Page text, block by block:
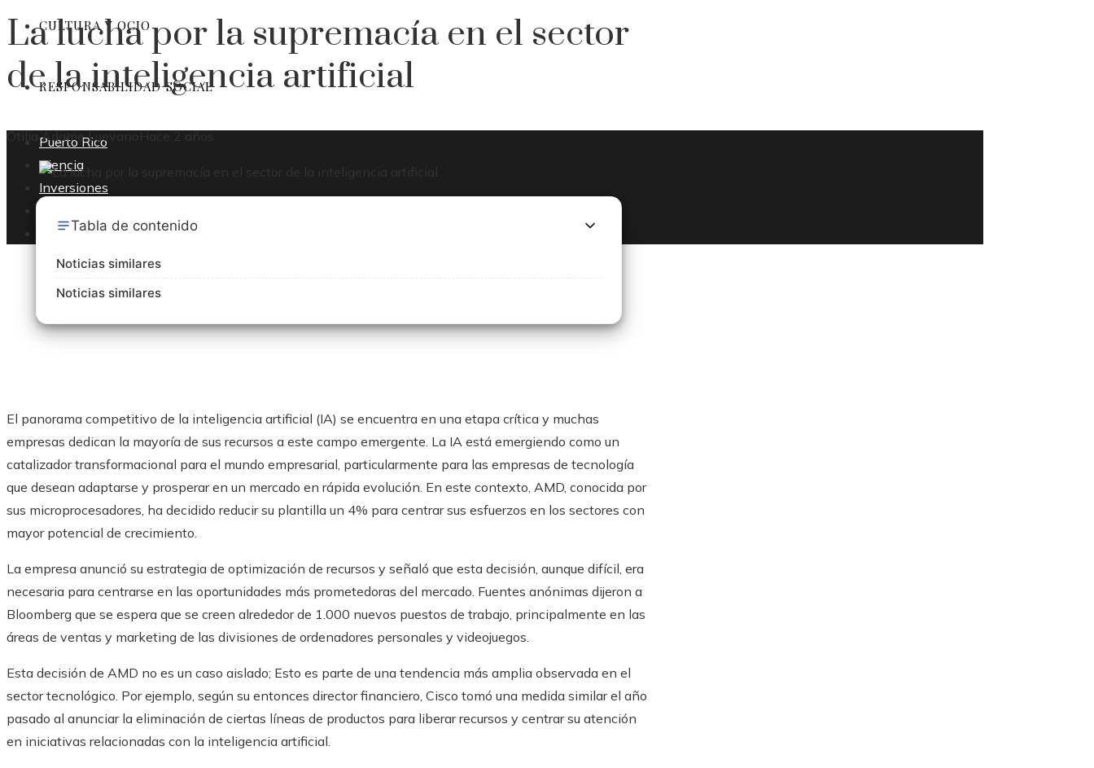
CULTURA Y OCIO
RESPONSABILIDAD SOCIAL
Puerto Rico
Ciencia
Inversiones
Responsabilidad social
La lucha por la supremacía en el sector
de la inteligencia artificial
Otilia Adame Luevano Hace 2 años
Tabla de contenido
Noticias similares
Noticias similares
El panorama competitivo de la inteligencia artificial (IA) se encuentra en una etapa crítica y muchas
empresas dedican la mayoría de sus recursos a este campo emergente. La IA está emergiendo como un
catalizador transformacional para el mundo empresarial, particularmente para las empresas de tecnología
que desean adaptarse y prosperar en un mercado en rápida evolución. En este contexto, AMD, conocida por
sus microprocesadores, ha decidido reducir su plantilla un 4% para centrar sus esfuerzos en los sectores con
mayor potencial de crecimiento.
La empresa anunció su estrategia de optimización de recursos y señaló que esta decisión, aunque difícil, era
necesaria para centrarse en las oportunidades más prometedoras del mercado. Fuentes anónimas dijeron a
Bloomberg que se espera que se creen alrededor de 1.000 nuevos puestos de trabajo, principalmente en las
áreas de ventas y marketing de las divisiones de ordenadores personales y videojuegos.
Esta decisión de AMD no es un caso aislado; Esto es parte de una tendencia más amplia observada en el
sector tecnológico. Por ejemplo, según su entonces director financiero, Cisco tomó una medida similar el año
pasado al anunciar la eliminación de ciertas líneas de productos para liberar recursos y centrar su atención
en iniciativas relacionadas con la inteligencia artificial.